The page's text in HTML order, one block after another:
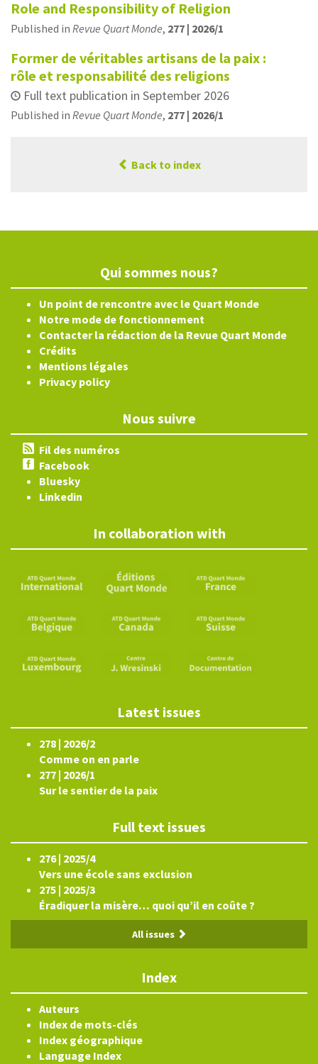
Role and Responsibility of Religion
Published in Revue Quart Monde, 277 | 2026/1
Former de véritables artisans de la paix :
rôle et responsabilité des religions
Full text publication in September 2026
Published in Revue Quart Monde, 277 | 2026/1
Back to index
Qui sommes nous?
Un point de rencontre avec le Quart Monde
Notre mode de fonctionnement
Contacter la rédaction de la Revue Quart Monde
Crédits
Mentions légales
Privacy policy
Nous suivre
Fil des numéros
Facebook
Bluesky
Linkedin
In collaboration with
Latest issues
278 | 2026/2
Comme on en parle
277 | 2026/1
Sur le sentier de la paix
Full text issues
276 | 2025/4
Vers une école sans exclusion
275 | 2025/3
Éradiquer la misère… quoi qu’il en coûte ?
All issues
Index
Auteurs
Index de mots-clés
Index géographique
Language Index